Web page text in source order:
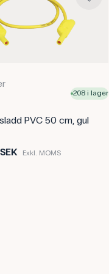
208 i lager
PVC 50 cm, gul
Exkl. MOMS